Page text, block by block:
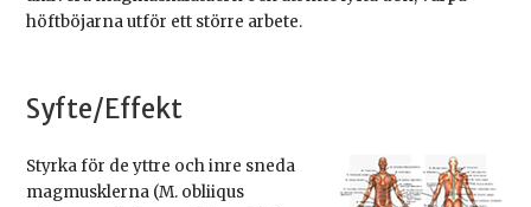
höftböjarna utför ett större arbete.
Syfte/Effekt
Styrka för de yttre och inre sneda
magmusklerna (M. obliiqus